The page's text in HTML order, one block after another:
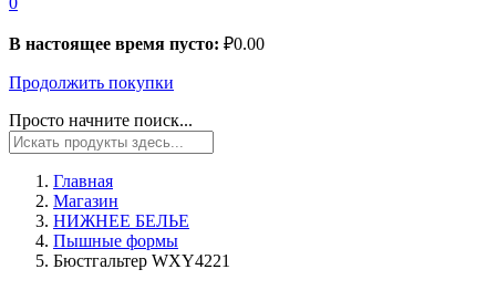
В настоящее время пусто: ₽0.00
Продолжить покупки
Просто начните поиск...
Главная
Магазин
НИЖНЕЕ БЕЛЬЕ
Пышные формы
Бюстгальтер WXY4221